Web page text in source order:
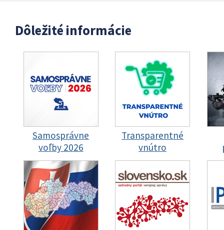
Dôležité informácie
Samosprávne
voľby 2026
Transparentné
vnútro